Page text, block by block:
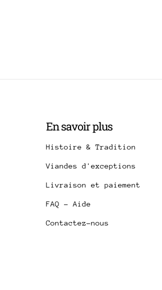
En savoir plus
Histoire & Tradition
Viandes d'exceptions
Livraison et paiement
FAQ - Aide
Contactez-nous